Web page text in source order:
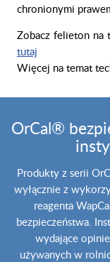
chronionymi
Zobacz felieton na
tutaj
Więcej na temat
OrCal®
Produkty z serii
wyłącznie z
reagenta
bezpieczeństwa.
wydające
używanych w